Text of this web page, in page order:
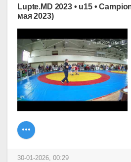
Lupte.MD 2023 • u15 •
мая 2023)
30-01-2026, 00:29